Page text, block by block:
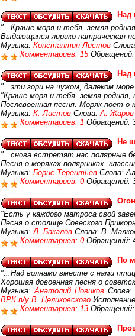
Над
"...Краше моря и тебя, земля
Выдающаяся лирико-патрическая
Музыка: Константин Листов
Комментариев: 15 Обращений:
Над
"...эти зори на чужом, далеком
"Краше моря и тебя, земля родная,
Послевоенная песня. Моряк поет
Музыка: К. Листов Слова:А. Жаров
Комментариев: 1 Обращений:
Не
"...снова встретят нас полярные
Песня о моряках-полярниках,
Музыка: Борис Терентьев Слова:
Комментариев: 0 Обращений:
"Есть у каждого матроса свой
Песня о столице Совеского
Музыка:Л. Бакалов Слова: В.
Комментариев: 0 Обращений:
По
"...Над волнами вместе с нами
Хорошая довоенная песня о
Музыка:Анатолий НовиковСлова:
ВРК п/у В. Целиковского
Комментариев: 13 Обращений: